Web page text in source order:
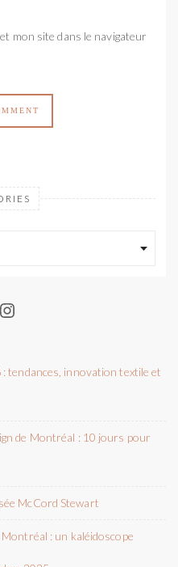
mon site dans le navigateur
Instagram
tendances, innovation textile et
de Montréal : 10 jours pour
McCord Stewart
: un kaléidoscope